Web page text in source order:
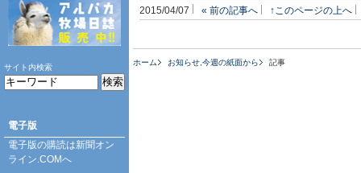
2015/04/07 « 前の記事へ ↑このページの上へ
ホーム お知らせ 今週の紙面から 記事
サイト内検索
電子版
電子版の購読は新聞オン
ライン.COMへ